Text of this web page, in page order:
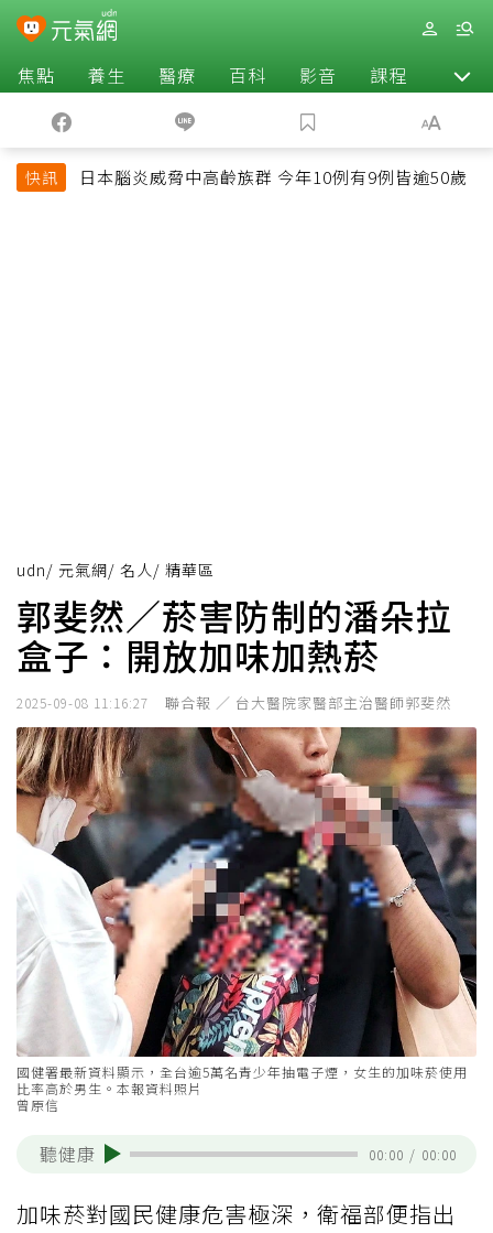
焦點 養生 醫療 百科 影音 課程 退休
快訊 日本腦炎威脅中高齡族群 今年10例有9例皆逾50歲
udn/ 元氣網/ 名人/ 精華區
郭斐然／菸害防制的潘朵拉
盒子：開放加味加熱菸
2025-09-08 11:16:27 聯合報 ／ 台大醫院家醫部主治醫師郭斐然
國健署最新資料顯示，全台逾5萬名青少年抽電子煙，女生的加味菸使用
比率高於男生。本報資料照片
曾原信
聽健康 00:00 / 00:00
加味菸對國民健康危害極深，衛福部便指出